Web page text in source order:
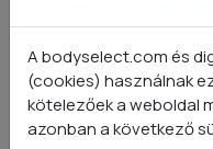
A bodyselect.com és
(cookies) használnak
kötelezőek a weboldal
azonban a következő